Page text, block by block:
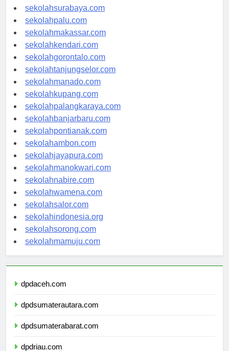
sekolahmataram.com
sekolahsurabaya.com
sekolahpalu.com
sekolahmakassar.com
sekolahkendari.com
sekolahgorontalo.com
sekolahtanjungselor.com
sekolahmanado.com
sekolahkupang.com
sekolahpalangkaraya.com
sekolahbanjarbaru.com
sekolahpontianak.com
sekolahambon.com
sekolahjayapura.com
sekolahmanokwari.com
sekolahnabire.com
sekolahwamena.com
sekolahsalor.com
sekolahindonesia.org
sekolahsorong.com